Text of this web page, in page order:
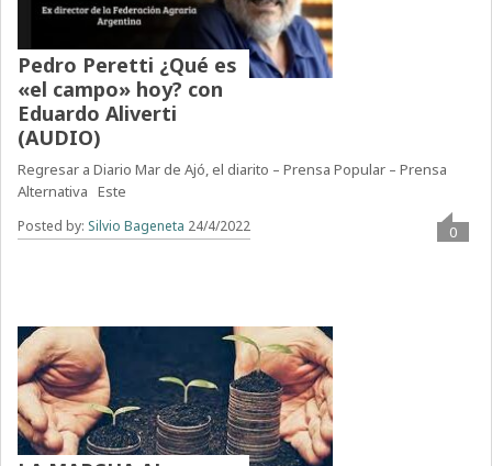
Pedro Peretti ¿Qué es
«el campo» hoy? con
Eduardo Aliverti
(AUDIO)
Regresar a Diario Mar de Ajó, el diarito – Prensa Popular – Prensa
Alternativa Este
Posted by: Silvio Bageneta 24/4/2022 0